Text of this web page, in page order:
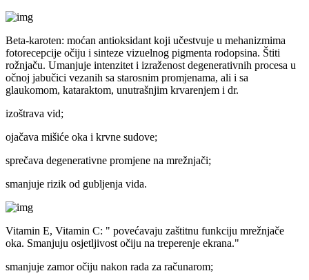
Beta-karoten: moćan antioksidant koji učestvuje u mehanizmima
fotorecepcije očiju i sinteze vizuelnog pigmenta rodopsina. Štiti
rožnjaču. Umanjuje intenzitet i izraženost degenerativnih procesa u
očnoj jabučici vezanih sa starosnim promjenama, ali i sa
glaukomom, kataraktom, unutrašnjim krvarenjem i dr.
izoštrava vid;
ojačava mišiće oka i krvne sudove;
sprečava degenerativne promjene na mrežnjači;
smanjuje rizik od gubljenja vida.
Vitamin E, Vitamin C: " povećavaju zaštitnu funkciju mrežnjače
oka. Smanjuju osjetljivost očiju na treperenje ekrana."
smanjuje zamor očiju nakon rada za računarom;